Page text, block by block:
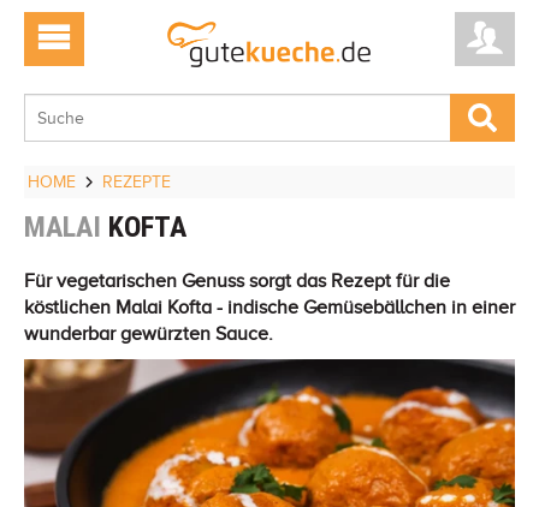
HOME REZEPTE
MALAI KOFTA
Für vegetarischen Genuss sorgt das Rezept für die
köstlichen Malai Kofta - indische Gemüsebällchen in einer
wunderbar gewürzten Sauce.